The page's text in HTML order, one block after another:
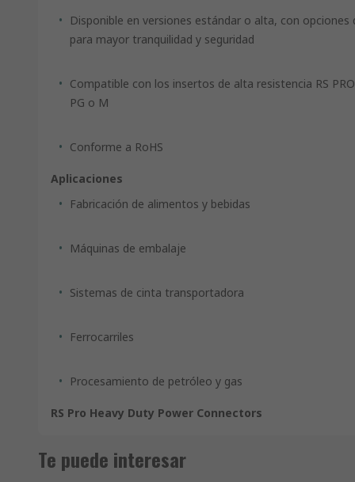
Disponible en versiones estándar o alta, con
para mayor tranquilidad y seguridad
Compatible con los insertos de alta resistencia RS
PG o M
Conforme a RoHS
Aplicaciones
Fabricación de alimentos y bebidas
Máquinas de embalaje
Sistemas de cinta transportadora
Ferrocarriles
Procesamiento de petróleo y gas
RS Pro Heavy Duty Power Connectors
Te puede interesar